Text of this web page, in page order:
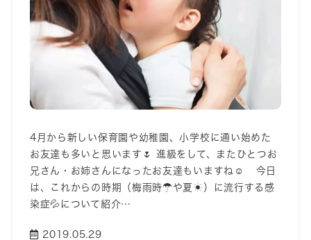
4月から新しい保育園や幼稚園、小学校に通い始めた
お友達も多いと思います🌷 進級をして、またひとつお
兄さん・お姉さんになったお友達もいますね☺ 今日
は、これからの時期（梅雨時☂や夏☀）に流行する感
染症💦について紹介…
2019.05.29